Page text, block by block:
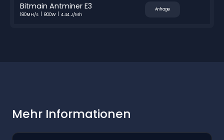
Bitmain Antminer E3
180MH/s 800W 4.44 J/Mh
Anfrage
Mehr Informationen